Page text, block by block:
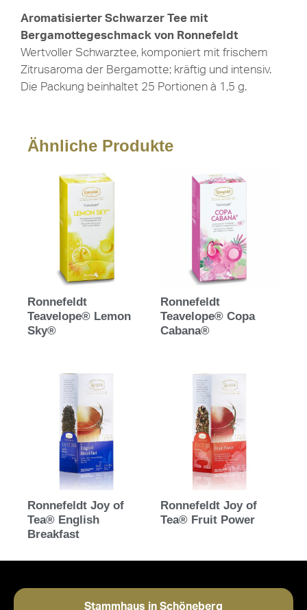
Aromatisierter Schwarzer Tee mit
Bergamottegeschmack von Ronnefeldt
Wertvoller Schwarztee, komponiert mit frischem
Zitrusaroma der Bergamotte; kräftig und intensiv.
Die Packung beinhaltet 25 Portionen à 1,5 g.
Ähnliche Produkte
Ronnefeldt
Teavelope® Lemon
Sky®
Ronnefeldt
Teavelope® Copa
Cabana®
Ronnefeldt Joy of
Tea® English
Breakfast
Ronnefeldt Joy of
Tea® Fruit Power
Stammhaus in Schöneberg